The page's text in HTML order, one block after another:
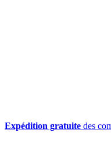
Expédition gratuite des